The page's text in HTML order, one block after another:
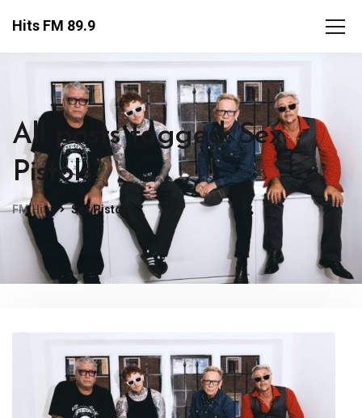
Hits FM 89.9
All posts tagged: Sex
Pistols
FM Hits Sex Pistols